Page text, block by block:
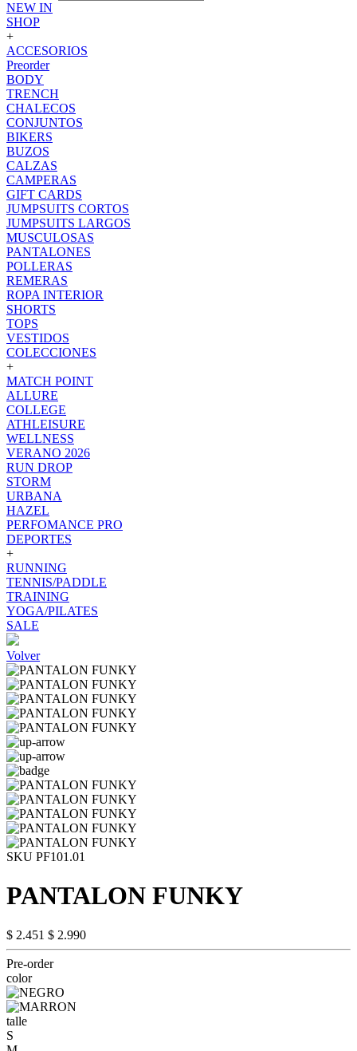
NEW IN
SHOP
+
ACCESORIOS
Preorder
BODY
TRENCH
CHALECOS
CONJUNTOS
BIKERS
BUZOS
CALZAS
CAMPERAS
GIFT CARDS
JUMPSUITS CORTOS
JUMPSUITS LARGOS
MUSCULOSAS
PANTALONES
POLLERAS
REMERAS
ROPA INTERIOR
SHORTS
TOPS
VESTIDOS
COLECCIONES
+
MATCH POINT
ALLURE
COLLEGE
ATHLEISURE
WELLNESS
VERANO 2026
RUN DROP
STORM
URBANA
HAZEL
PERFOMANCE PRO
DEPORTES
+
RUNNING
TENNIS/PADDLE
TRAINING
YOGA/PILATES
SALE
Volver
SKU PF101.01
PANTALON FUNKY
$ 2.451 $ 2.990
Pre-order
color
talle
S